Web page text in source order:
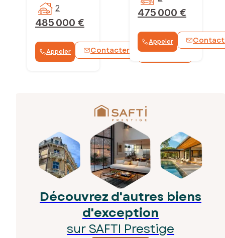
485 000 €
2
Appeler Contacter WhatsApp
475 000 €
Appeler
Découvrez d'autres biens
d'exception
sur SAFTI Prestige